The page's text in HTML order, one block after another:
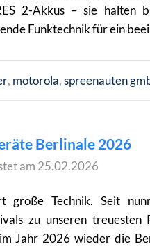
2-Akkus – sie halten
Funktechnik für ein
motorola spreenauten
Berlinale 2026
am 25.02.2026
große Technik. Seit
zu unseren
Jahr 2026 wieder die